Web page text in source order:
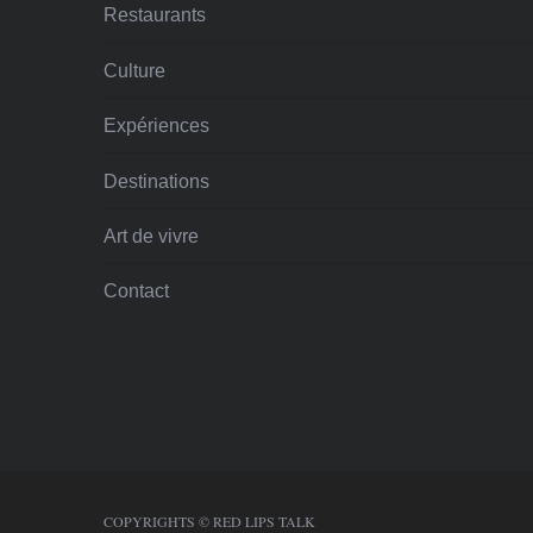
Restaurants
Culture
Expériences
Destinations
Art de vivre
Contact
COPYRIGHTS © RED LIPS TALK